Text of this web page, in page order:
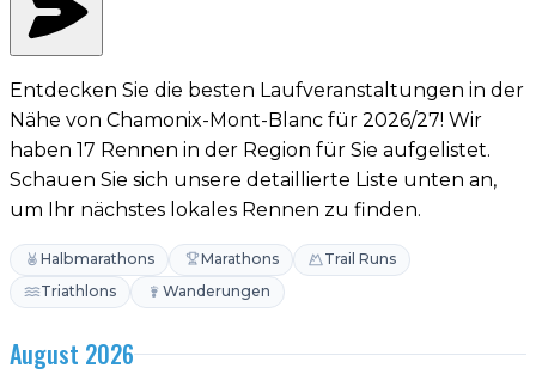
Entdecken Sie die besten Laufveranstaltungen in der
Nähe von Chamonix-Mont-Blanc für 2026/27! Wir
haben 17 Rennen in der Region für Sie aufgelistet.
Schauen Sie sich unsere detaillierte Liste unten an,
um Ihr nächstes lokales Rennen zu finden.
Halbmarathons Marathons
Trail Runs
Triathlons
Wanderungen
August 2026